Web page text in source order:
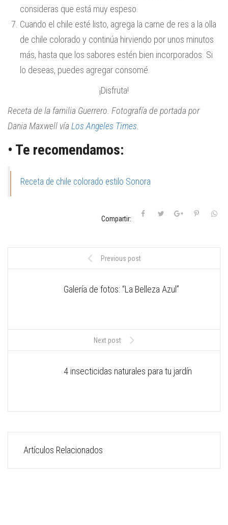
consideras que está muy espeso.
Cuando el chile esté listo, agrega la carne de res a la olla
de chile colorado y continúa hirviendo por unos minutos
más, hasta que los sabores estén bien incorporados. Si
lo deseas, puedes agregar consomé.
¡Disfruta!
Receta de la familia Guerrero. Fotografía de portada por
Dania Maxwell vía Los Angeles Times
• Te recomendamos:
Receta de chile colorado estilo Sonora
Compartir:
Previous post
Galería de fotos: “La Belleza Azul”
Next post
4 insecticidas naturales para tu jardín
Artículos Relacionados